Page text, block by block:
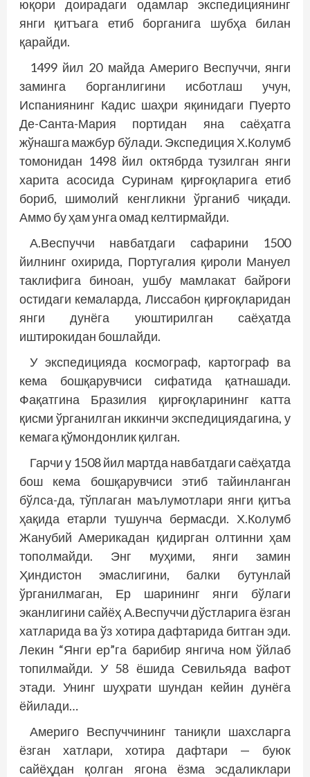
юқори доирадаги одамлар экспедициянинг
янги қитъага етиб борганига шубҳа билан
қарайди.
1499 йил 20 майда Америго Веспуччи, янги
заминга борганлигини исботлаш учун,
Испаниянинг Кадис шаҳри яқинидаги Пуерто
Де-Санта-Мария портидан яна саёҳатга
жўнашга мажбур бўлади. Экспедиция Х.Колумб
томонидан 1498 йил октябрда тузилган янги
харита асосида Суринам қирғоқларига етиб
бориб, шимолий кенг­ликни ўрганиб чиқади.
Аммо бу ҳам унга омад келтирмайди.
А.Веспуччи навбатдаги сафарини 1500
йилнинг охирида, Португалия қироли Мануел
таклифига биноан, ушбу мамлакат байроғи
остидаги кемаларда, Лиссабон қирғоқларидан
янги дунёга уюштирилган саёҳатда
иштирокидан бошлайди.
У экспедицияда космограф, картограф ва
кема бошқарувчиси сифатида қатнашади.
Фақатгина Бразилия қирғоқларининг катта
қисми ўрганилган иккинчи экспедициядагина, у
кемага қўмондонлик қилган.
Гарчи у 1508 йил мартда навбатдаги саёҳатда
бош кема бошқарувчиси этиб тайинланган
бўлса-да, тўплаган маълумотлари янги қитъа
ҳақида етарли тушунча бермасди. Х.Колумб
Жанубий Америкадан қидирган олтинни ҳам
тополмайди. Энг муҳими, янги замин
Ҳиндистон эмаслигини, балки бутунлай
ўрганилмаган, Ер шарининг янги бўлаги
эканлигини сайёҳ А.Веспуччи дўстларига ёзган
хатларида ва ўз хотира дафтарида битган эди.
Лекин “Янги ер”­га барибир янгича ном ўйлаб
топилмайди. У 58 ёшида Севильяда вафот
этади. Унинг шуҳрати шундан кейин дунёга
ёйилади…
Америго Веспуччининг таниқли шахс­ларга
ёзган хатлари, хотира дафтари — буюк
сайёҳдан қолган ягона ёзма эсдаликлари